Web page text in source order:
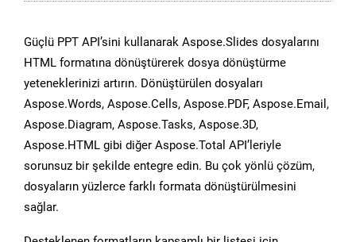
Güçlü PPT API’sini kullanarak Aspose.Slides dosyalarını
HTML formatına dönüştürerek dosya dönüştürme
yeteneklerinizi artırın. Dönüştürülen dosyaları
Aspose.Words, Aspose.Cells, Aspose.PDF, Aspose.Email,
Aspose.Diagram, Aspose.Tasks, Aspose.3D,
Aspose.HTML gibi diğer Aspose.Total API’leriyle
sorunsuz bir şekilde entegre edin. Bu çok yönlü çözüm,
dosyaların yüzlerce farklı formata dönüştürülmesini
sağlar.